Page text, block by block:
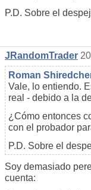
P.D. Sobre el
JRandomTrader
Roman
Vale, lo entiendo.
real - debido a la
¿Cómo entonces
con el probador
P.D. Sobre el
Soy demasiado
cuenta: